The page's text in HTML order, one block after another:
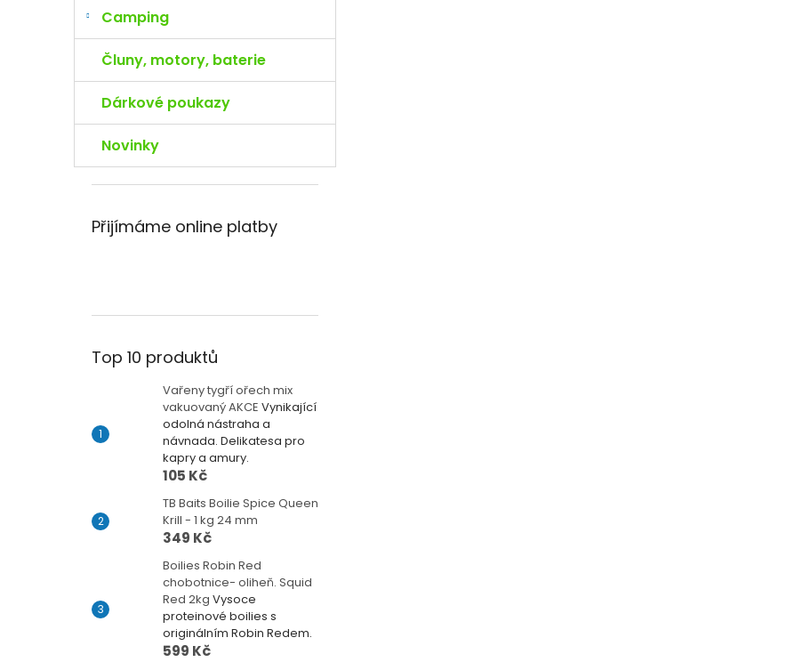
Camping
Čluny, motory, baterie
Dárkové poukazy
Novinky
Přijímáme online platby
Top 10 produktů
Vařeny tygří ořech mix
vakuovaný AKCE Vynikající
odolná nástraha a
návnada. Delikatesa pro
kapry a amury.
105 Kč
TB Baits Boilie Spice Queen
Krill - 1 kg 24 mm
349 Kč
Boilies Robin Red
chobotnice- oliheň. Squid
Red 2kg Vysoce
proteinové boilies s
originálním Robin Redem.
599 Kč